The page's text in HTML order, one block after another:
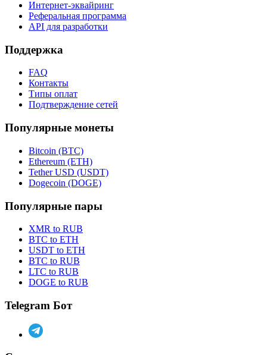
Интернет-эквайринг
Реферальная программа
API для разработки
Поддержка
FAQ
Контакты
Типы оплат
Подтверждение сетей
Популярные монеты
Bitcoin (BTC)
Ethereum (ETH)
Tether USD (USDT)
Dogecoin (DOGE)
Популярные пары
XMR to RUB
BTC to ETH
USDT to ETH
BTC to RUB
LTC to RUB
DOGE to RUB
Telegram Бот